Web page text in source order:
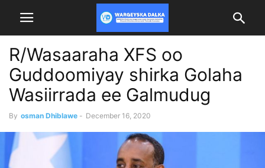
R/Wasaaraha XFS oo
Guddoomiyay shirka Golaha
Wasiirrada ee Galmudug
By osman Dhiblawe - December 16, 2020